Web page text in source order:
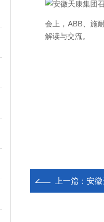
会上，ABB、施
解读与交流。
上一篇： 安徽